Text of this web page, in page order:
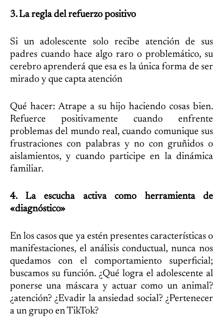
3. La regla del refuerzo positivo
Si un adolescente solo recibe atención de sus
padres cuando hace algo raro o problemático, su
cerebro aprenderá que esa es la única forma de ser
mirado y que capta atención
Qué hacer: Atrape a su hijo haciendo cosas bien.
Refuerce positivamente cuando enfrente
problemas del mundo real, cuando comunique sus
frustraciones con palabras y no con gruñidos o
aislamientos, y cuando participe en la dinámica
familiar.
4. La escucha activa como herramienta de
«diagnóstico»
En los casos que ya estén presentes características o
manifestaciones, el análisis conductual, nunca nos
quedamos con el comportamiento superficial;
buscamos su función. ¿Qué logra el adolescente al
ponerse una máscara y actuar como un animal?
¿atención? ¿Evadir la ansiedad social? ¿Pertenecer
a un grupo en TikTok?